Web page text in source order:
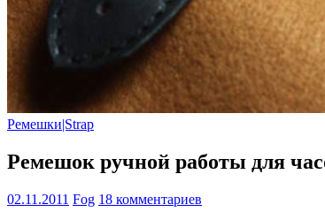
Ремешки|Strap
Ремешок ручной работы для
02.11.2011 Fog 18 комментариев